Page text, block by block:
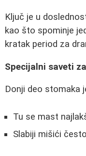
Ključ je u
kao što spominje
kratak period za
Specijalni saveti
Donji deo stomaka
Tu se mast
Slabiji mišići